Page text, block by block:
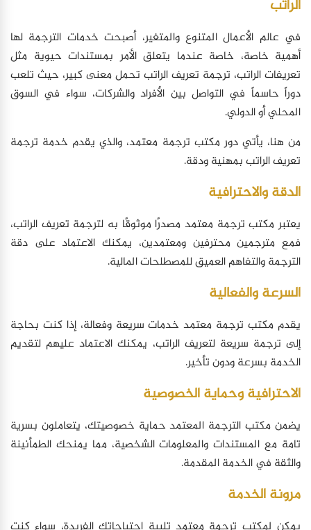
الراتب
في عالم الأعمال المتنوع والمتغير، أصبحت خدمات الترجمة لها
أهمية خاصة، خاصة عندما يتعلق الأمر بمستندات حيوية مثل
تعريفات الراتب، ترجمة تعريف الراتب تحمل معنى كبير، حيث تلعب
دوراً حاسماً في التواصل بين الأفراد والشركات، سواء في السوق
المحلي أو الدولي.
من هنا، يأتي دور مكتب ترجمة معتمد، والذي يقدم خدمة ترجمة
تعريف الراتب بمهنية ودقة.
الدقة والاحترافية
يعتبر مكتب ترجمة معتمد مصدرًا موثوقًا به لترجمة تعريف الراتب،
فمع مترجمين محترفين ومعتمدين، يمكنك الاعتماد على دقة
الترجمة والتفاهم العميق للمصطلحات المالية.
السرعة والفعالية
يقدم مكتب ترجمة معتمد خدمات سريعة وفعالة، إذا كنت بحاجة
إلى ترجمة سريعة لتعريف الراتب، يمكنك الاعتماد عليهم لتقديم
الخدمة بسرعة ودون تأخير.
الاحترافية وحماية الخصوصية
يضمن مكتب الترجمة المعتمد حماية خصوصيتك، يتعاملون بسرية
تامة مع المستندات والمعلومات الشخصية، مما يمنحك الطمأنينة
والثقة في الخدمة المقدمة.
مرونة الخدمة